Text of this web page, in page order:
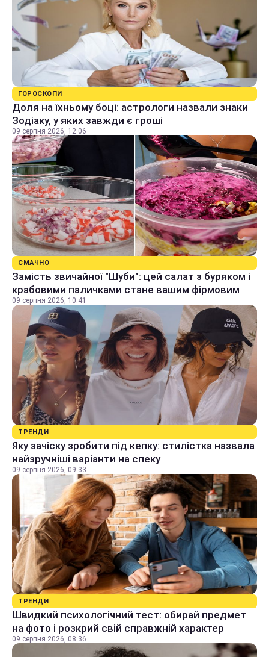
ГОРОСКОПИ
Доля на їхньому боці: астрологи назвали знаки
Зодіаку, у яких завжди є гроші
09 серпня 2026, 12:06
СМАЧНО
Замість звичайної "Шуби": цей салат з буряком і
крабовими паличками стане вашим фірмовим
09 серпня 2026, 10:41
ТРЕНДИ
Яку зачіску зробити під кепку: стилістка назвала
найзручніші варіанти на спеку
09 серпня 2026, 09:33
ТРЕНДИ
Швидкий психологічний тест: обирай предмет
на фото і розкрий свій справжній характер
09 серпня 2026, 08:36